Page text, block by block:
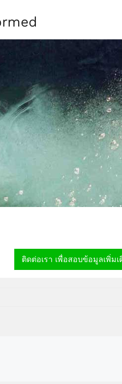
ติดต่อเรา เพื่อสอบข้อมูลเพิ่มเ